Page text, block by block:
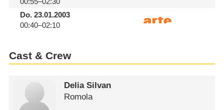
Do.23.01.2003
00:40–02:10
Cast & Crew
Delia Silvan
Romola